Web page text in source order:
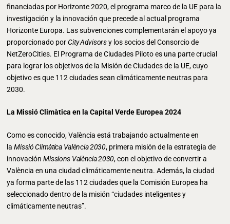
financiadas por Horizonte 2020, el programa marco de la UE para la
investigación y la innovación que precede al actual programa
Horizonte Europa. Las subvenciones complementarán el apoyo ya
proporcionado porCity Advisorsy los socios del Consorcio de
NetZeroCities. El Programa de Ciudades Piloto es una parte crucial
para lograr los objetivos de la Misión de Ciudades de la UE, cuyo
objetivo es que 112 ciudades sean climáticamente neutras para
2030.
La Missió Climàtica en la Capital Verde Europea 2024
Como es conocido, València está trabajando actualmente en
laMissió Climàtica València 2030, primera misión de la estrategia de
innovaciónMissions València 2030, con el objetivo de convertir a
València en una ciudad climáticamente neutra. Además, la ciudad
ya forma parte de las 112 ciudades que la Comisión Europea ha
seleccionado dentro de la misión “ciudades inteligentes y
climáticamente neutras”.